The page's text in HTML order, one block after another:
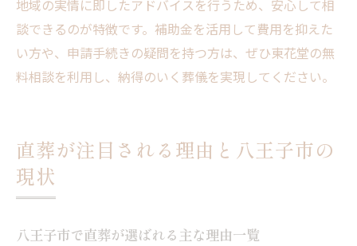
地域の実情に即したアドバイスを行うため、安心して相
談できるのが特徴です。補助金を活用して費用を抑えた
い方や、申請手続きの疑問を持つ方は、ぜひ東花堂の無
料相談を利用し、納得のいく葬儀を実現してください。
直葬が注目される理由と八王子市の
現状
八王子市で直葬が選ばれる主な理由一覧